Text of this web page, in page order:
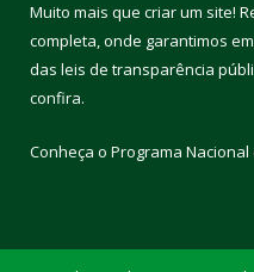
Muito mais que criar um site!
completa, onde garantimos
das leis de transparência
confira.
Conheça o Programa